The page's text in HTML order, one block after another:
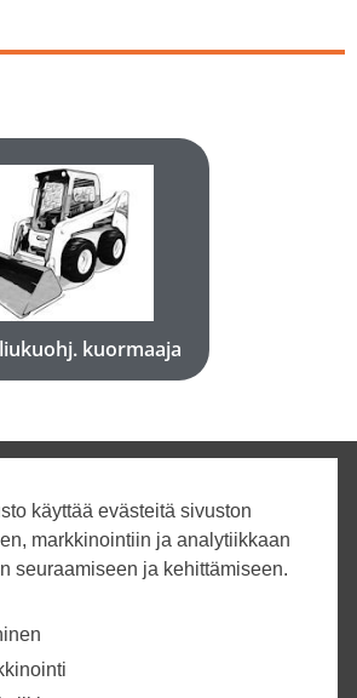
käyttää evästeitä sivuston
markkinointiin ja analytiikkaan
seuraamiseen ja kehittämiseen.
kuormaaja
liukuohj. kuormaaja
Katso koneet